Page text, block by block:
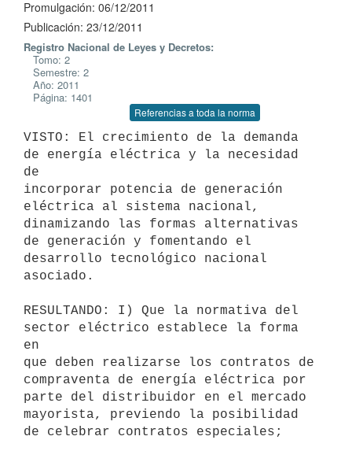
Promulgación: 06/12/2011
Publicación: 23/12/2011
Registro Nacional de Leyes y Decretos:
Tomo: 2
Semestre: 2
Año: 2011
Página: 1401
Referencias a toda la norma
VISTO: El crecimiento de la demanda
de energía eléctrica y la necesidad
de
incorporar potencia de generación
eléctrica al sistema nacional,
dinamizando las formas alternativas
de generación y fomentando el
desarrollo tecnológico nacional
asociado.
RESULTANDO: I) Que la normativa del
sector eléctrico establece la forma
en
que deben realizarse los contratos de
compraventa de energía eléctrica por
parte del distribuidor en el mercado
mayorista, previendo la posibilidad
de celebrar contratos especiales;